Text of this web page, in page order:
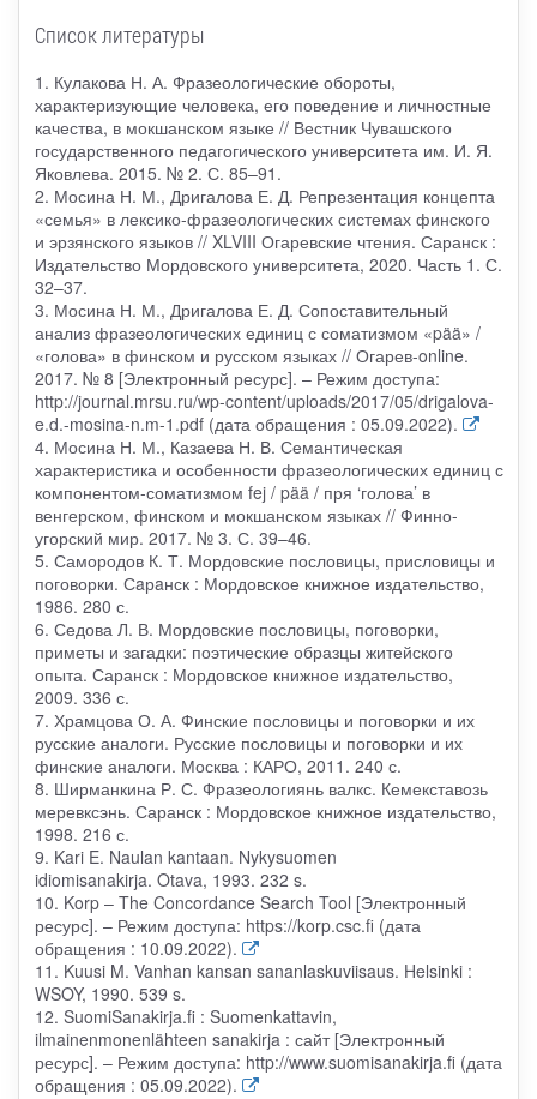
Список литературы
1. Кулакова Н. А. Фразеологические обороты,
характеризующие человека, его поведение и личностные
качества, в мокшанском языке // Вестник Чувашского
государственного педагогического университета им. И. Я.
Яковлева. 2015. № 2. С. 85–91.
2. Мосина Н. М., Дригалова Е. Д. Репрезентация концепта
«семья» в лексико-фразеологических системах финского
и эрзянского языков // XLVIII Огаревские чтения. Саранск :
Издательство Мордовского университета, 2020. Часть 1. С.
32–37.
3. Мосина Н. М., Дригалова Е. Д. Сопоставительный
анализ фразеологических единиц с соматизмом «pää» /
«голова» в финском и русском языках // Огарев-online.
2017. № 8 [Электронный ресурс]. – Режим доступа:
http://journal.mrsu.ru/wp-content/uploads/2017/05/drigalova-
e.d.-mosina-n.m-1.pdf (дата обращения : 05.09.2022).
4. Мосина Н. М., Казаева Н. В. Семантическая
характеристика и особенности фразеологических единиц с
компонентом-соматизмом fej / pää / пря ‘голова’ в
венгерском, финском и мокшанском языках // Финно-
угорский мир. 2017. № 3. С. 39–46.
5. Самородов К. Т. Мордовские пословицы, присловицы и
поговорки. Сaрaнск : Мордовское книжное издательство,
1986. 280 с.
6. Седова Л. В. Мордовские пословицы, поговорки,
приметы и загадки: поэтические образцы житейского
опыта. Саранск : Мордовское книжное издательство,
2009. 336 с.
7. Храмцова О. А. Финские пословицы и поговорки и их
русские аналоги. Русские пословицы и поговорки и их
финские аналоги. Москва : КАРО, 2011. 240 с.
8. Ширманкина Р. С. Фразеологиянь валкс. Кемекставозь
меревксэнь. Саранск : Мордовское книжное издательство,
1998. 216 с.
9. Kari E. Naulan kantaan. Nykysuomen
idiomisanakirja. Otava, 1993. 232 s.
10. Korp – The Concordance Search Tool [Электронный
ресурс]. – Режим доступа: https://korp.csc.fi (дата
обращения : 10.09.2022).
11. Kuusi M. Vanhan kansan sananlaskuviisaus. Helsinki :
WSOY, 1990. 539 s.
12. SuomiSanakirja.fi : Suomenkattavin,
ilmainenmonenlähteen sanakirja : сайт [Электронный
ресурс]. – Режим доступа: http://www.suomisanakirja.fi (дата
обращения : 05.09.2022).